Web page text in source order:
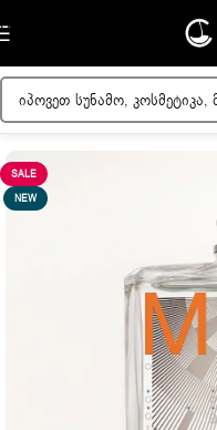
Skip to navigation
მთავარი/ქალის სუნამოები
SALE
NEW